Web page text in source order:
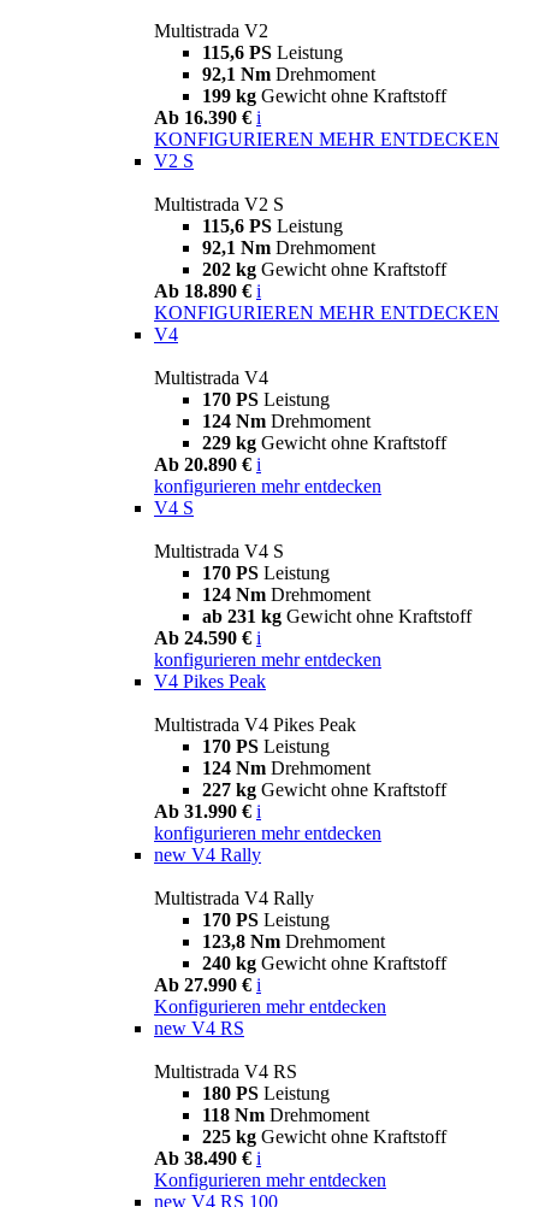
Multistrada V2
115,6 PS Leistung
92,1 Nm Drehmoment
199 kg Gewicht ohne Kraftstoff
Ab 16.390 € i
KONFIGURIEREN MEHR ENTDECKEN
V2 S
Multistrada V2 S
115,6 PS Leistung
92,1 Nm Drehmoment
202 kg Gewicht ohne Kraftstoff
Ab 18.890 € i
KONFIGURIEREN MEHR ENTDECKEN
V4
Multistrada V4
170 PS Leistung
124 Nm Drehmoment
229 kg Gewicht ohne Kraftstoff
Ab 20.890 € i
konfigurieren mehr entdecken
V4 S
Multistrada V4 S
170 PS Leistung
124 Nm Drehmoment
ab 231 kg Gewicht ohne Kraftstoff
Ab 24.590 € i
konfigurieren mehr entdecken
V4 Pikes Peak
Multistrada V4 Pikes Peak
170 PS Leistung
124 Nm Drehmoment
227 kg Gewicht ohne Kraftstoff
Ab 31.990 € i
konfigurieren mehr entdecken
new V4 Rally
Multistrada V4 Rally
170 PS Leistung
123,8 Nm Drehmoment
240 kg Gewicht ohne Kraftstoff
Ab 27.990 € i
Konfigurieren mehr entdecken
new V4 RS
Multistrada V4 RS
180 PS Leistung
118 Nm Drehmoment
225 kg Gewicht ohne Kraftstoff
Ab 38.490 € i
Konfigurieren mehr entdecken
new V4 RS 100